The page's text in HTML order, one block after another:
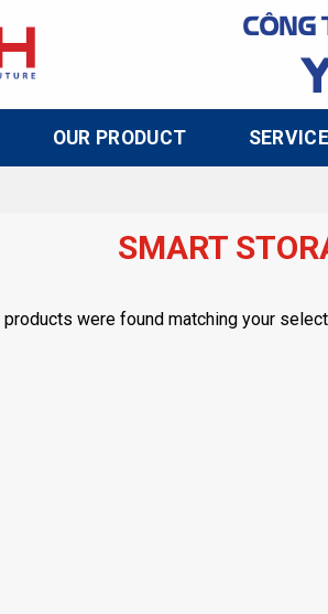
CÔNG
OUR PRODUCT
SMART
products were found matching your